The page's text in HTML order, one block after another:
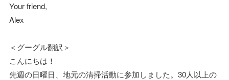
Your friend,
Alex
＜グーグル翻訳＞
こんにちは！
先週の日曜日、地元の清掃活動に参加しました。30人以上の